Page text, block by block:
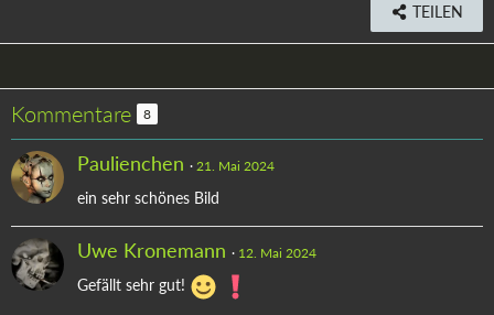
TEILEN
Kommentare 8
Paulienchen 21. Mai 2024
ein sehr schönes Bild
Uwe Kronemann 12. Mai 2024
Gefällt sehr gut!